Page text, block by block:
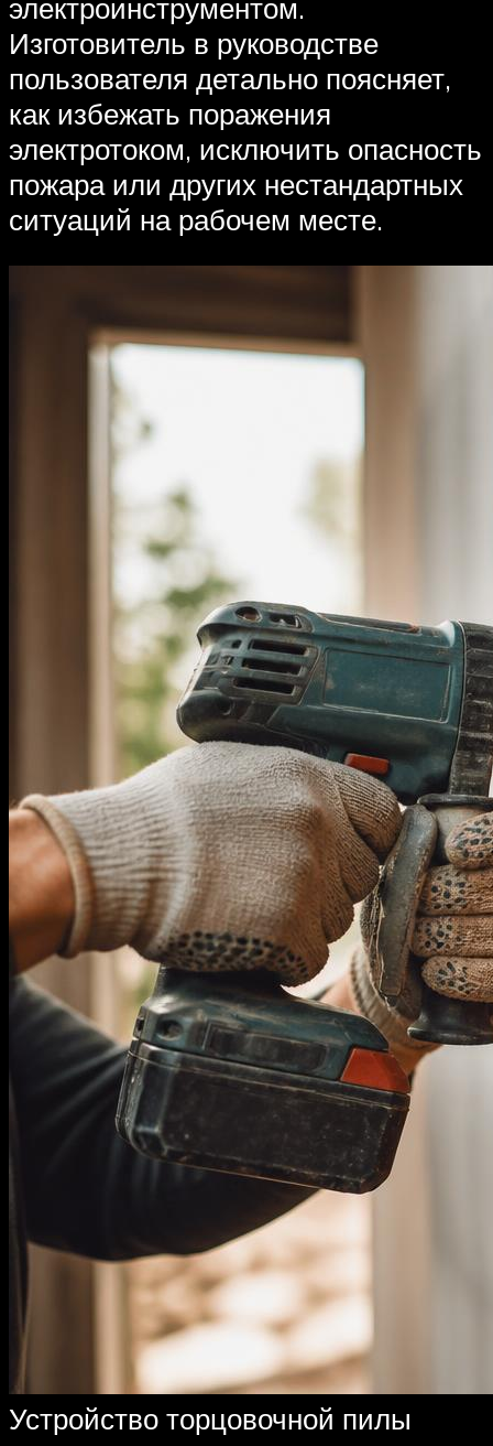
электроинструментом.
Изготовитель в руководстве
пользователя детально поясняет,
как избежать поражения
электротоком, исключить опасность
пожара или других нестандартных
ситуаций на рабочем месте.
Устройство торцовочной пилы